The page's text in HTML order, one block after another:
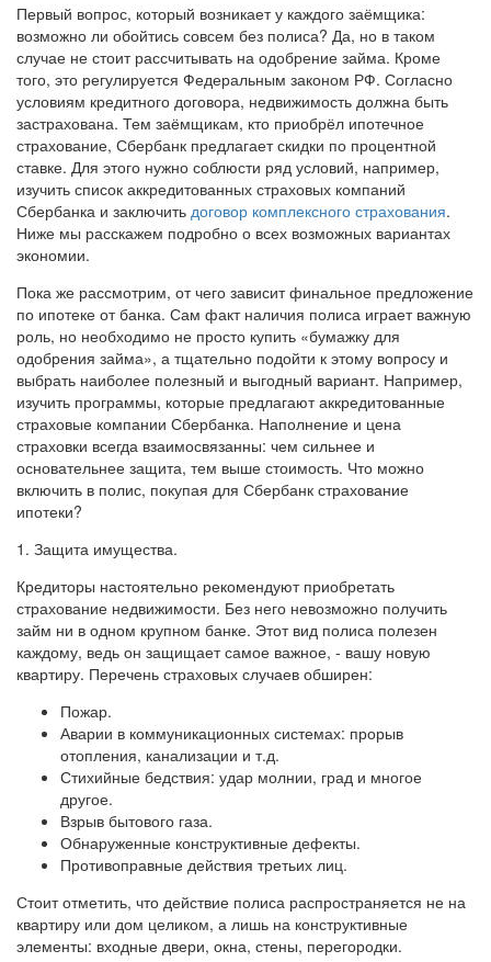
Первый вопрос, который возникает у каждого заёмщика:
возможно ли обойтись совсем без полиса? Да, но в таком
случае не стоит рассчитывать на одобрение займа. Кроме
того, это регулируется Федеральным законом РФ. Согласно
условиям кредитного договора, недвижимость должна быть
застрахована. Тем заёмщикам, кто приобрёл ипотечное
страхование, Сбербанк предлагает скидки по процентной
ставке. Для этого нужно соблюсти ряд условий, например,
изучить список аккредитованных страховых компаний
Сбербанка и заключить договор комплексного страхования.
Ниже мы расскажем подробно о всех возможных вариантах
экономии.
Пока же рассмотрим, от чего зависит финальное предложение
по ипотеке от банка. Сам факт наличия полиса играет важную
роль, но необходимо не просто купить «бумажку для
одобрения займа», а тщательно подойти к этому вопросу и
выбрать наиболее полезный и выгодный вариант. Например,
изучить программы, которые предлагают аккредитованные
страховые компании Сбербанка. Наполнение и цена
страховки всегда взаимосвязанны: чем сильнее и
основательнее защита, тем выше стоимость. Что можно
включить в полис, покупая для Сбербанк страхование
ипотеки?
1. Защита имущества.
Кредиторы настоятельно рекомендуют приобретать
страхование недвижимости. Без него невозможно получить
займ ни в одном крупном банке. Этот вид полиса полезен
каждому, ведь он защищает самое важное, - вашу новую
квартиру. Перечень страховых случаев обширен:
Пожар.
Аварии в коммуникационных системах: прорыв
отопления, канализации и т.д.
Стихийные бедствия: удар молнии, град и многое
другое.
Взрыв бытового газа.
Обнаруженные конструктивные дефекты.
Противоправные действия третьих лиц.
Стоит отметить, что действие полиса распространяется не на
квартиру или дом целиком, а лишь на конструктивные
элементы: входные двери, окна, стены, перегородки.